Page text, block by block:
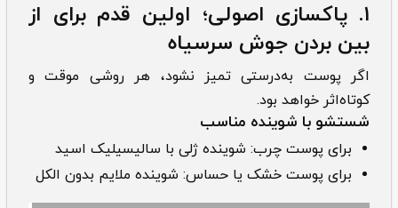
۱. پاکسازی اصولی؛ اولین قدم برای از
بین بردن جوش سرسیاه
اگر پوست به‌درستی تمیز نشود، هر روشی موقت و
کوتاه‌اثر خواهد بود.
شستشو با شوینده مناسب
برای پوست چرب: شوینده ژلی با سالیسیلیک اسید
برای پوست خشک یا حساس: شوینده ملایم بدون الکل